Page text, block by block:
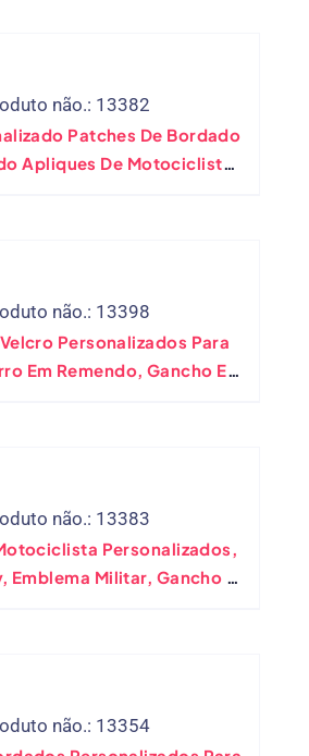
não.: 13382
Patches De Bordado
Apliques De Motociclista
não.: 13398
Personalizados Para
Em Remendo, Gancho E
não.: 13383
Personalizados,
Emblema Militar, Gancho E
não.: 13354